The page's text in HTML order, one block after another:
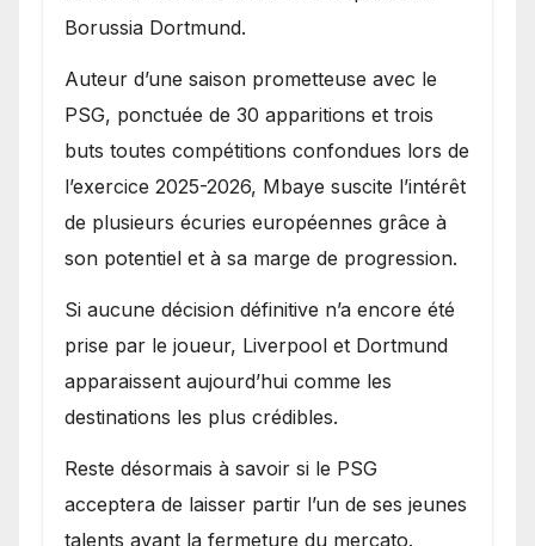
Borussia Dortmund.
Auteur d’une saison prometteuse avec le
PSG, ponctuée de 30 apparitions et trois
buts toutes compétitions confondues lors de
l’exercice 2025-2026, Mbaye suscite l’intérêt
de plusieurs écuries européennes grâce à
son potentiel et à sa marge de progression.
Si aucune décision définitive n’a encore été
prise par le joueur, Liverpool et Dortmund
apparaissent aujourd’hui comme les
destinations les plus crédibles.
Reste désormais à savoir si le PSG
acceptera de laisser partir l’un de ses jeunes
talents avant la fermeture du mercato.